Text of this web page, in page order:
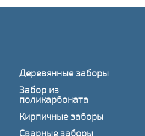
Деревянные заборы
Забор из
поликарбоната
Кирпичные заборы
Сварные заборы